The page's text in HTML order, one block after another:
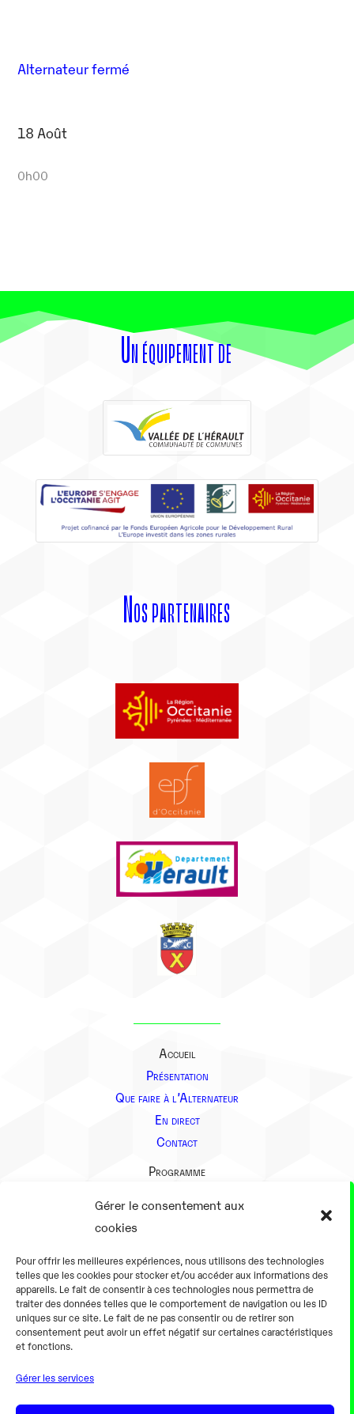
Gérer le consentement aux
cookies
Pour offrir les meilleures expériences, nous utilisons des technologies
telles que les cookies pour stocker et/ou accéder aux informations des
appareils. Le fait de consentir à ces technologies nous permettra de
traiter des données telles que le comportement de navigation ou les ID
uniques sur ce site. Le fait de ne pas consentir ou de retirer son
consentement peut avoir un effet négatif sur certaines caractéristiques
et fonctions.
Gérer les services
Alternateur fermé
18 Août
0h00
Un équipement de
Nos partenaires
Accueil
Présentation
Que faire à l’Alternateur
En direct
Contact
Programme
Présentation
En pratique
Tarifs et horaires
Salles
Équipements numériques